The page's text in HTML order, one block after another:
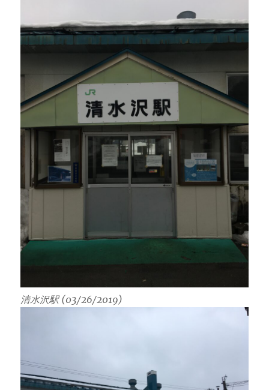
清水沢駅 (03/26/2019)